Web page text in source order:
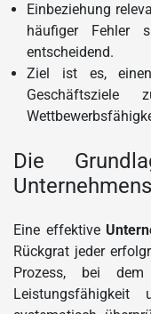
Einbeziehung
häufiger Fehler
entscheidend.
Ziel ist es,
Geschäftsziele
Die
Eine effektive
Rückgrat jeder
Prozess, bei
Leistungsfähigkeit